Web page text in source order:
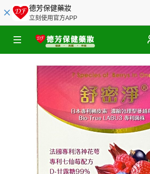
德芳保健藥妝
立刻使用官方APP